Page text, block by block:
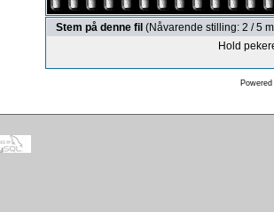
Stem på denne fil (Nåvarende stilling: 2 / 5
Hold